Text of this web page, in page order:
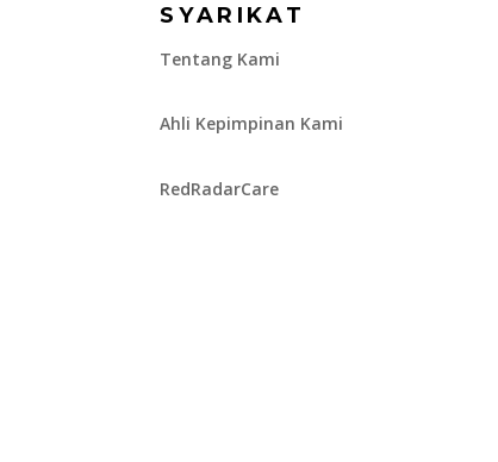
SYARIKAT
Tentang Kami
Ahli Kepimpinan Kami
RedRadarCare